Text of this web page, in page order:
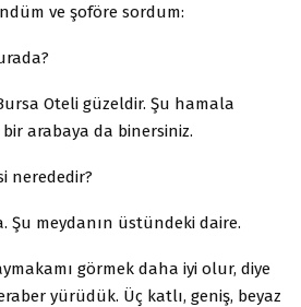
ve şoföre sordum:
Oteli güzeldir. Şu hamala
arabaya da binersiniz.
nerededir?
Şu meydanın üstündeki daire.
görmek daha iyi olur, diye
yürüdük. Üç katlı, geniş, beyaz